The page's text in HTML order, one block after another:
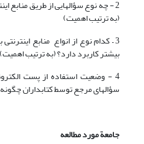
2 - چه نوع سؤالهایی از طریق منابع
(به ترتیب اهمیت)
3 – کدام نوع از انواع منابع
بیشتر کاربرد دارد؟ (به ترتیب اهمیت)
4 - وضعیت استفاده از پست
سؤالهای مرجع توسط کتابداران
جامعة مورد مطالعه